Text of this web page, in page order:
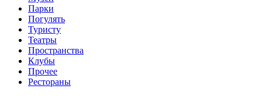
Парки
Погулять
Туристу
Театры
Пространства
Клубы
Прочее
Рестораны